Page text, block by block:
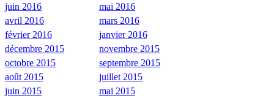
juin 2016
mai 2016
avril 2016
mars 2016
février 2016
janvier 2016
décembre 2015
novembre 2015
octobre 2015
septembre 2015
août 2015
juillet 2015
juin 2015
mai 2015